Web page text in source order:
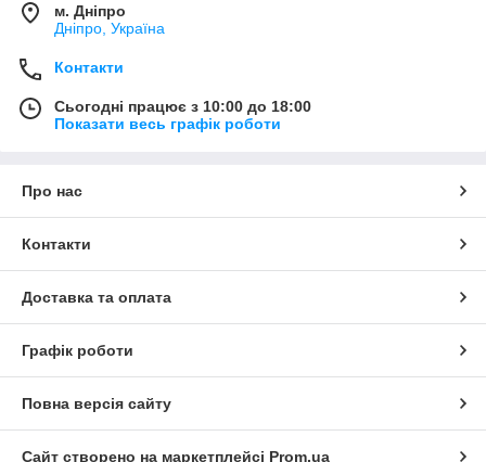
м. Дніпро
Дніпро, Україна
Контакти
Сьогодні працює з 10:00 до 18:00
Показати весь графік роботи
Про нас
Контакти
Доставка та оплата
Графік роботи
Повна версія сайту
Сайт створено на маркетплейсі Prom.ua